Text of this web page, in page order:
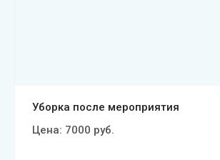
Уборка после мероприятия
Цена: 7000 руб.